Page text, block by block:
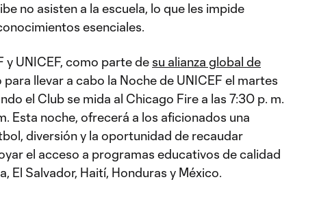
no asisten a la escuela, lo que les impide
esenciales.
y UNICEF, como parte de su alianza global de
para llevar a cabo la Noche de UNICEF el martes
el Club se mida al Chicago Fire a las 7:30 p. m.
Esta noche, ofrecerá a los aficionados una
​​diversión y la oportunidad de recaudar
el acceso a programas educativos de calidad
El Salvador, Haití, Honduras y México.